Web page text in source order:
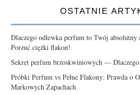
OSTATNIE
Dlaczego odlewka perfum to Twój absolutny
Porzuć ciężki flakon!
Sekret perfum brzoskwiniowych — Dlaczego
Próbki Perfum vs Pełne Flakony: Prawda o
Markowych Zapachach